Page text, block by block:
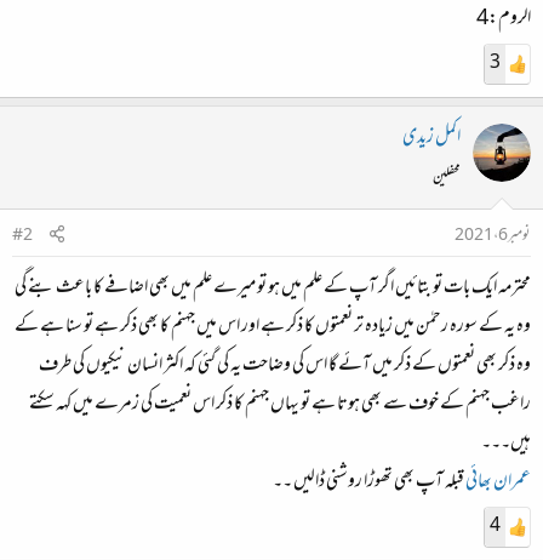
الروم:4
3
اکمل زیدی
محفلین
نومبر 6، 2021
#2
محترمہ ایک بات تو بتائیں اگر آپ کے علم میں ہو تو میرے علم میں بھی اضافے کا باعث بنے گی
وہ یہ کے سورہ رحمٰن میں زیادہ تر نعمتوں کا ذکر ہے اور اس میں جہنم کا بھی ذکر ہے تو سنا ہے کے
وہ ذکر بھی نعمتوں کے ذکر میں آئے گا اس کی وضاحت یہ کی گئی کہ اکثر انسان نیکیوں کی طرف
راغب جہنم کے خوف سے بھی ہوتا ہے تو یہاں جہنم کا ذکر اس نعمیت کی زمرے میں کہہ سکتے
ہیں۔۔۔
عمران بھائیقبلہ آپ بھی تھوڑا روشنی ڈالیں ۔۔
4